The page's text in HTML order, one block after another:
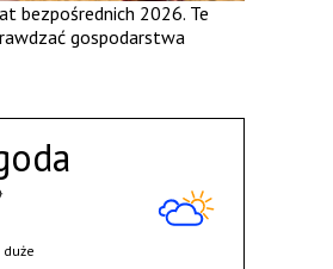
bezpośrednich 2026. Te
gospodarstwa